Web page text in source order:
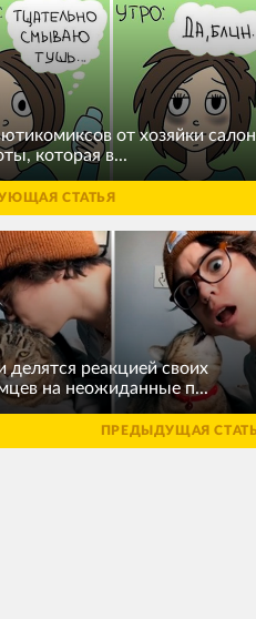
от хозяйки
которая в...
СТАТЬЯ
реакцией своих
на неожиданные п...
ПРЕДЫДУЩАЯ